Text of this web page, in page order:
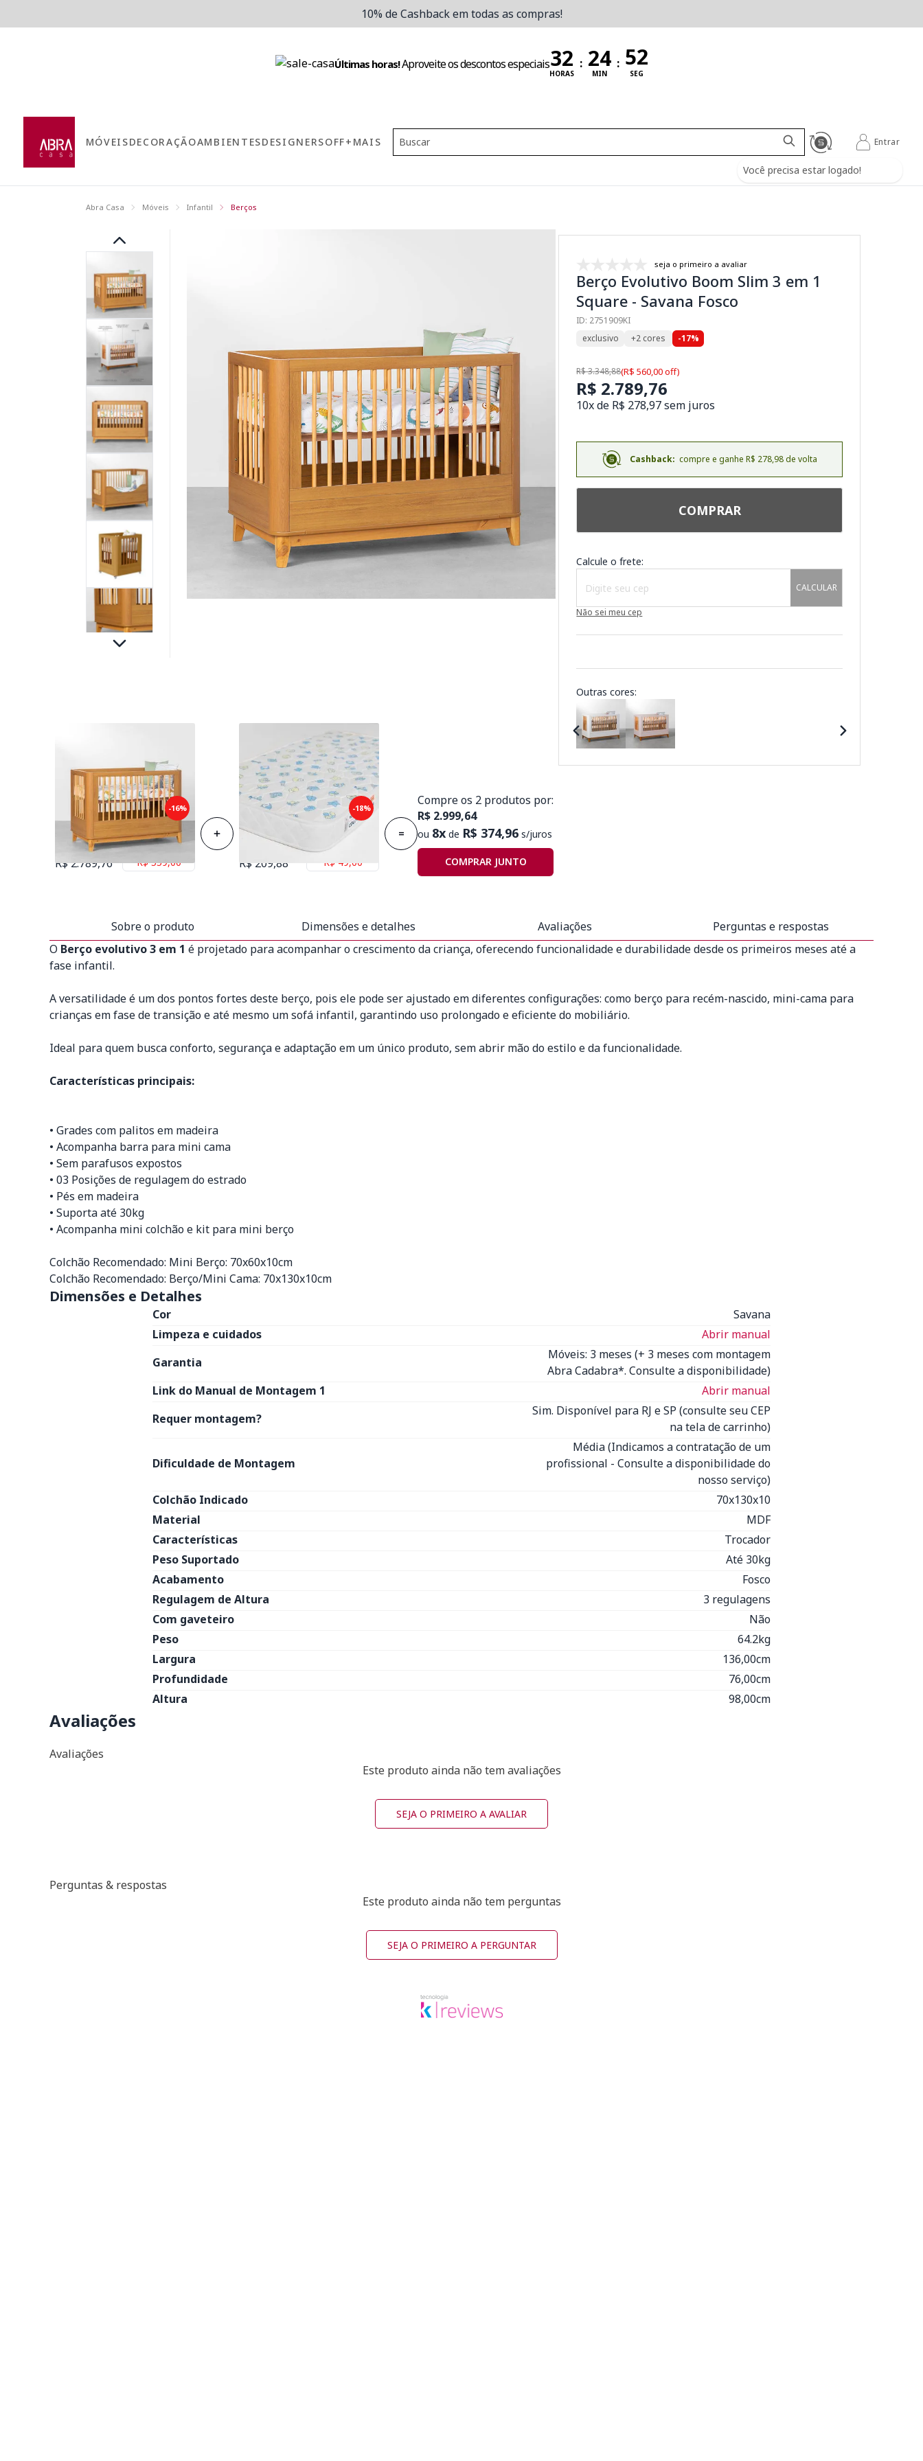
10% de Cashback em todas as compras!
Últimas horas!Aproveite os descontos especiais
HORAS
:
MIN
:
SEG
MÓVEISDECORAÇÃOAMBIENTESDESIGNERSOFF+MAIS
Você precisa estar logado!
Entrar
Abra Casa Móveis Infantil Berços
seja o primeiro a avaliar
Berço Evolutivo Boom Slim 3 em 1
Square - Savana Fosco
ID: 2751909KI
exclusivo
+2 cores -17%
R$ 3.348,88(R$ 560,00 off)
R$ 2.789,76
10x de R$ 278,97 sem juros
Cashback: compre e ganhe R$ 278,98 de volta
COMPRAR
Calcule o frete:
CALCULAR
Não sei meu cep
Outras cores:
-16%
Berço Evolutivo Boom Slim 3
em 1 Square - Savana Fosco
R$ 3.348,88
R$ 2.789,76
Economize
R$ 559,00
-18%
Colchão de Espuma Plummi
Berço 70cmx1,30mx10cm D18
R$ 258,88
R$ 209,88
Economize
R$ 49,00
=
Compre os 2 produtos por:
R$ 2.999,64
ou 8x de R$ 374,96 s/juros
COMPRAR JUNTO
Sobre o produto Dimensões e detalhes Avaliações
Perguntas e respostas
O Berço evolutivo 3 em 1 é projetado para acompanhar o crescimento da criança, oferecendo funcionalidade e durabilidade desde os primeiros meses até a
fase infantil.
A versatilidade é um dos pontos fortes deste berço, pois ele pode ser ajustado em diferentes configurações: como berço para recém-nascido, mini-cama para
crianças em fase de transição e até mesmo um sofá infantil, garantindo uso prolongado e eficiente do mobiliário.
Ideal para quem busca conforto, segurança e adaptação em um único produto, sem abrir mão do estilo e da funcionalidade.
Características principais:
• Grades com palitos em madeira
• Acompanha barra para mini cama
• Sem parafusos expostos
• 03 Posições de regulagem do estrado
• Pés em madeira
• Suporta até 30kg
• Acompanha mini colchão e kit para mini berço
Colchão Recomendado: Mini Berço: 70x60x10cm
Colchão Recomendado: Berço/Mini Cama: 70x130x10cm
Dimensões e Detalhes
Cor
Savana
Limpeza e cuidados
Abrir manual
Garantia
Móveis: 3 meses (+ 3 meses com montagem
Abra Cadabra*. Consulte a disponibilidade)
Link do Manual de Montagem 1
Abrir manual
Requer montagem?
Sim. Disponível para RJ e SP (consulte seu CEP
na tela de carrinho)
Dificuldade de Montagem
Média (Indicamos a contratação de um
profissional - Consulte a disponibilidade do
nosso serviço)
Colchão Indicado
70x130x10
Material
MDF
Características
Trocador
Peso Suportado
Até 30kg
Acabamento
Fosco
Regulagem de Altura
3 regulagens
Com gaveteiro
Não
Peso
64.2kg
Largura
136,00cm
Profundidade
76,00cm
Altura
98,00cm
Avaliações
Avaliações
Este produto ainda não tem avaliações
SEJA O PRIMEIRO A AVALIAR
Perguntas & respostas
Este produto ainda não tem perguntas
SEJA O PRIMEIRO A PERGUNTAR